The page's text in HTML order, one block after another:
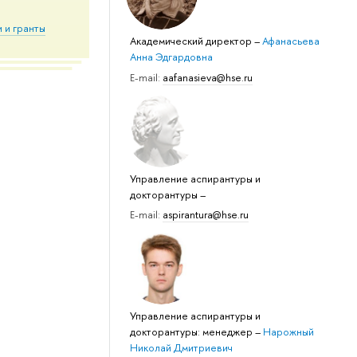
и гранты
Академический директор–Афанасьева
Анна Эдгардовна
E-mail: aafanasieva@hse.ru
Управление аспирантуры и
докторантуры–
E-mail: aspirantura@hse.ru
Управление аспирантуры и
докторантуры: менеджер– Нарожный
Николай Дмитриевич